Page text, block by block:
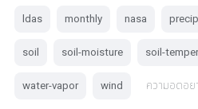
ldas monthly nasa
soil soil-moisture soil-
water-vapor wind ความอดอย